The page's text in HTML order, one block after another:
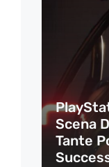
Scena
Tante